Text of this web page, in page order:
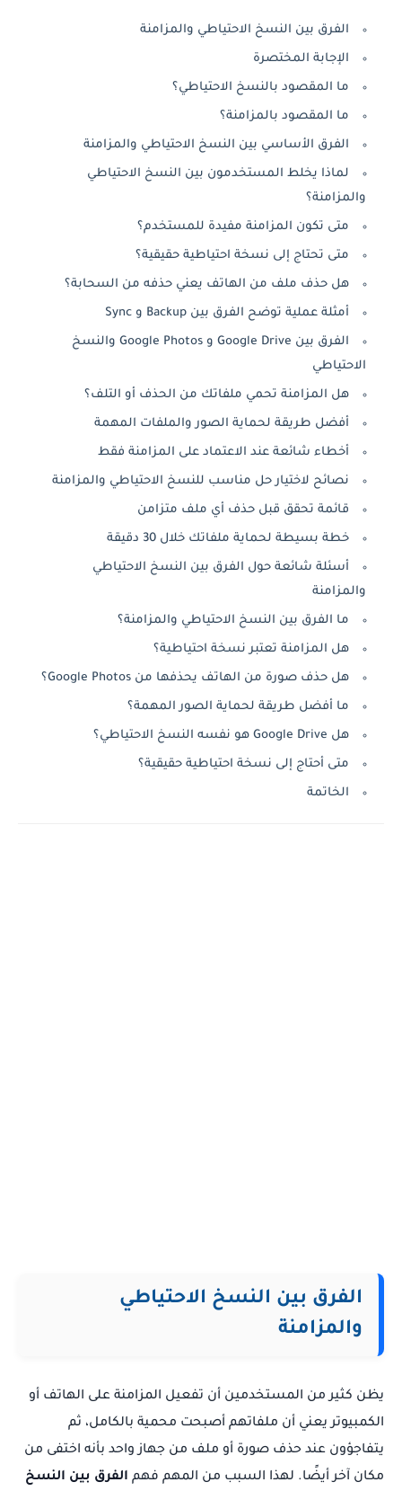
الفرق بين النسخ الاحتياطي والمزامنة
الإجابة المختصرة
ما المقصود بالنسخ الاحتياطي؟
ما المقصود بالمزامنة؟
الفرق الأساسي بين النسخ الاحتياطي والمزامنة
لماذا يخلط المستخدمون بين النسخ الاحتياطي
والمزامنة؟
متى تكون المزامنة مفيدة للمستخدم؟
متى تحتاج إلى نسخة احتياطية حقيقية؟
هل حذف ملف من الهاتف يعني حذفه من السحابة؟
أمثلة عملية توضح الفرق بين Backup و Sync
الفرق بين Google Drive و Google Photos والنسخ
الاحتياطي
هل المزامنة تحمي ملفاتك من الحذف أو التلف؟
أفضل طريقة لحماية الصور والملفات المهمة
أخطاء شائعة عند الاعتماد على المزامنة فقط
نصائح لاختيار حل مناسب للنسخ الاحتياطي والمزامنة
قائمة تحقق قبل حذف أي ملف متزامن
خطة بسيطة لحماية ملفاتك خلال 30 دقيقة
أسئلة شائعة حول الفرق بين النسخ الاحتياطي
والمزامنة
ما الفرق بين النسخ الاحتياطي والمزامنة؟
هل المزامنة تعتبر نسخة احتياطية؟
هل حذف صورة من الهاتف يحذفها من Google Photos؟
ما أفضل طريقة لحماية الصور المهمة؟
هل Google Drive هو نفسه النسخ الاحتياطي؟
متى أحتاج إلى نسخة احتياطية حقيقية؟
الخاتمة
الفرق بين النسخ الاحتياطي
والمزامنة
يظن كثير من المستخدمين أن تفعيل المزامنة على الهاتف أو
الكمبيوتر يعني أن ملفاتهم أصبحت محمية بالكامل، ثم
يتفاجؤون عند حذف صورة أو ملف من جهاز واحد بأنه اختفى من
مكان آخر أيضًا. لهذا السبب من المهم فهم الفرق بين النسخ